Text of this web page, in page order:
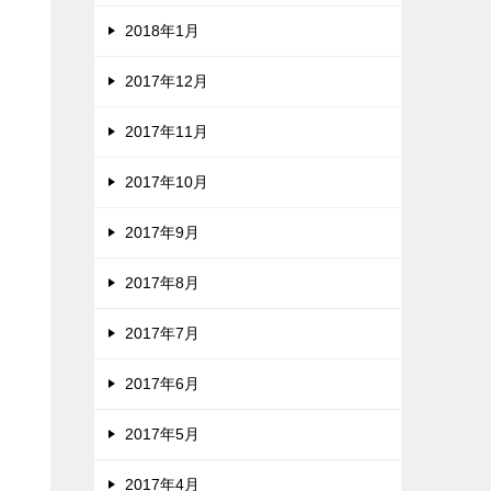
2018年1月
2017年12月
2017年11月
2017年10月
2017年9月
2017年8月
2017年7月
2017年6月
2017年5月
2017年4月